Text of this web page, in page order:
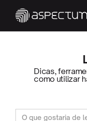
Dicas,
como utilizar